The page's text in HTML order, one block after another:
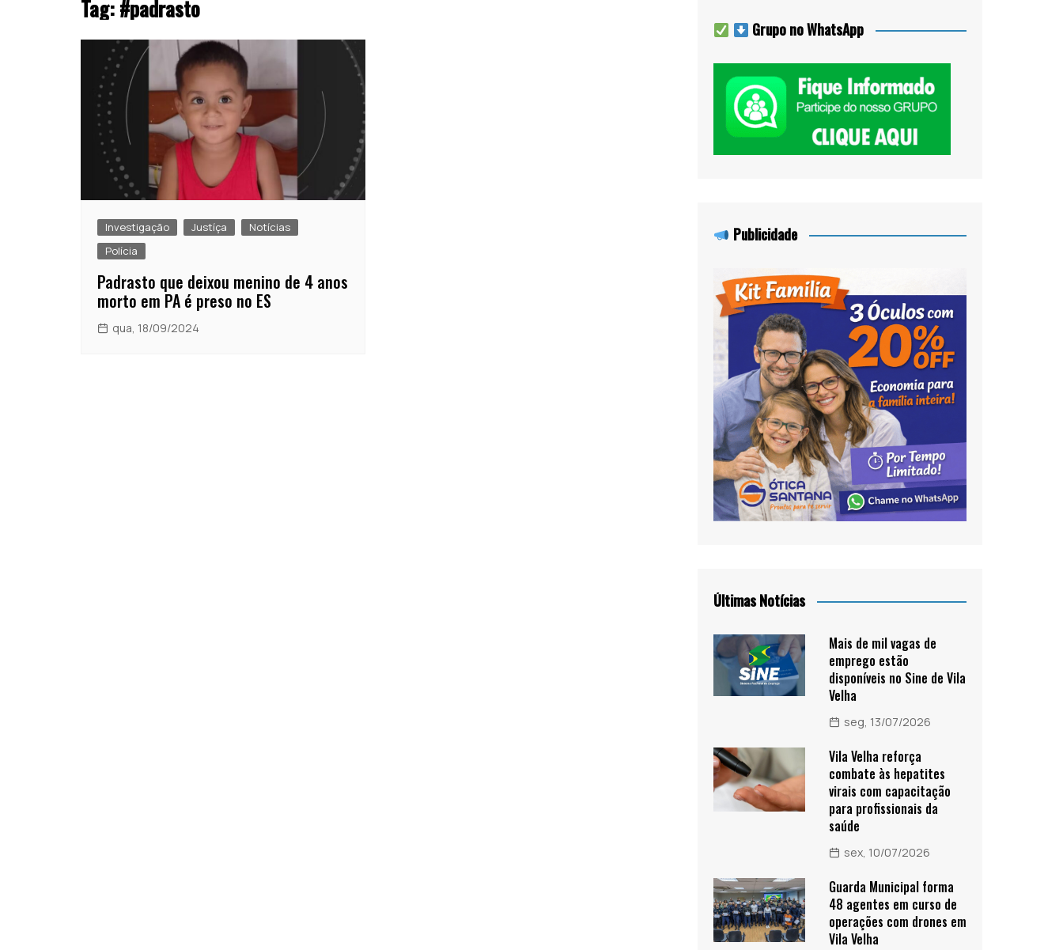
Tag:#padrasto
Investigação Justíça
Notícias
Polícia
Padrasto que deixou menino de 4 anos
morto em PA é preso no ES
qua, 18/09/2024
Grupo no WhatsApp
Publicidade
Últimas Notícias
Mais de mil vagas de
emprego estão
disponíveis no Sine de Vila
Velha
seg, 13/07/2026
Vila Velha reforça
combate às hepatites
virais com capacitação
para profissionais da
saúde
sex, 10/07/2026
Guarda Municipal forma
48 agentes em curso de
operações com drones em
Vila Velha